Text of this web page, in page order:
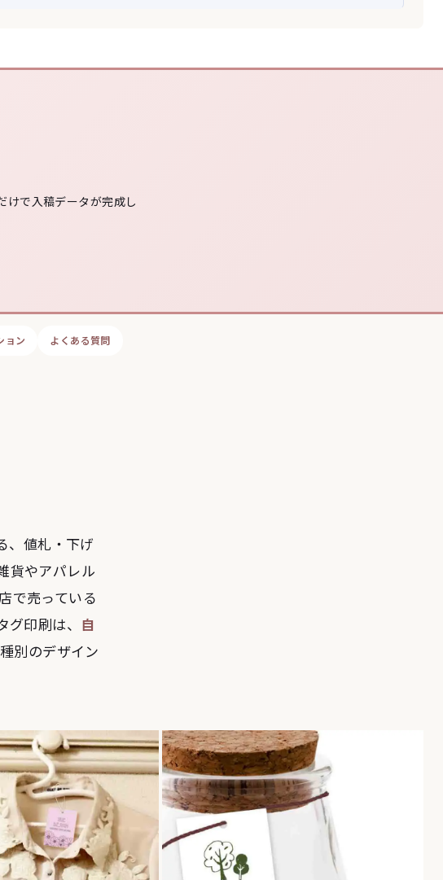
けで入稿データが完成し
ョン よくある質問
、値札・下げ
貨やアパレル
で売っている
印刷は、 自
別のデザイン